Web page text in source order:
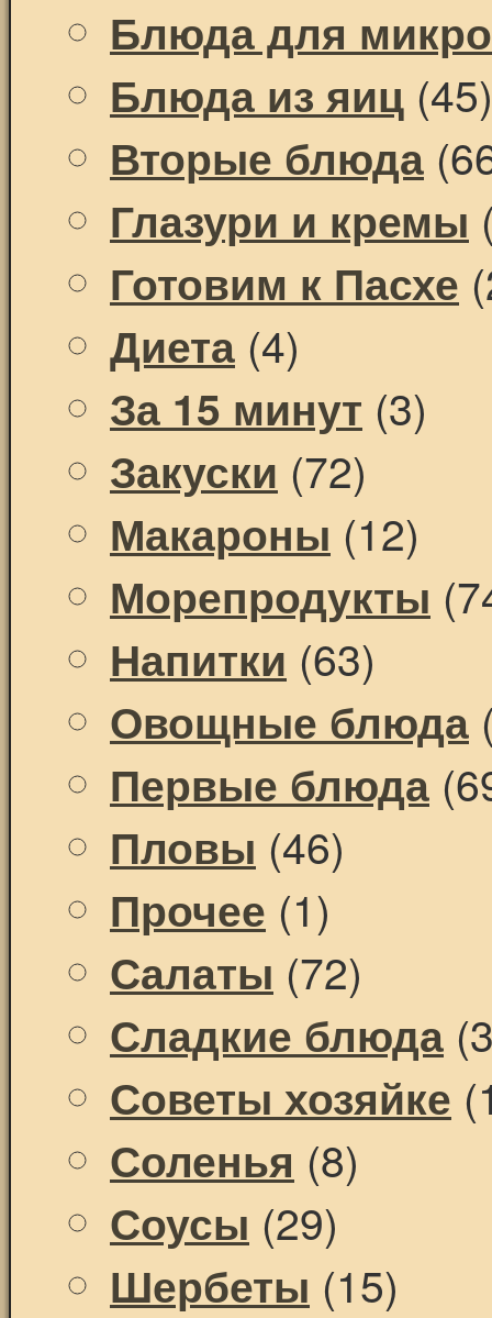
Блюда для
Блюда из яиц (45)
Вторые блюда
Глазури и кремы
Готовим к Пасхе
Диета (4)
За 15 минут (3)
Закуски (72)
Макароны (12)
Морепродукты
Напитки (63)
Овощные блюда
Первые блюда
Пловы (46)
Прочее (1)
Салаты (72)
Сладкие блюда
Советы хозяйке
Соленья (8)
Соусы (29)
Шербеты (15)